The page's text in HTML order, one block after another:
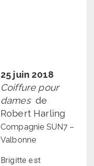
25 juin 2018
Coiffure pour
damesde
Robert Harling
Compagnie SUN7 –
Valbonne
Brigitte est